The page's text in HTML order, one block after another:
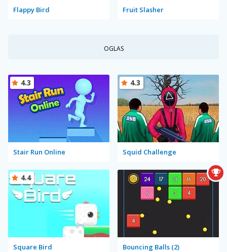
Flappy Bird Fruit Slasher
OGLAS
Stair Run Online
4.3
Squid Challenge
4.3
Square Bird
4.4
Bouncing Balls (2)